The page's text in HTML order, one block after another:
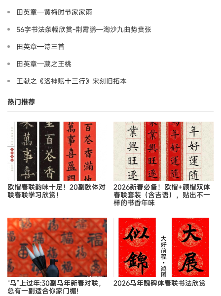
田英章—黄梅时节家家雨
56字书法条幅欣赏-荆霄鹏—淘沙九曲势贲张
田英章—诗三首
田英章—葳之王桃
王献之《洛神赋十三行》宋刻旧拓本
热门推荐
欧楷春联韵味十足！20副欧体对
联春联学习欣赏！
2026新春必备！欧楷+颜楷双体
春联套装（含吉语），贴出不一
样的书香年味
“马”上过年:30副马年新春对联，
总有一副适合你家门楣!
2026马年魏碑体春联书法欣赏